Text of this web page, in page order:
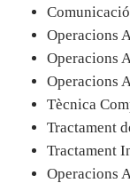
Operacions
Operacions
Operacions
Tècnica
Tractament
Tractament
Operacions